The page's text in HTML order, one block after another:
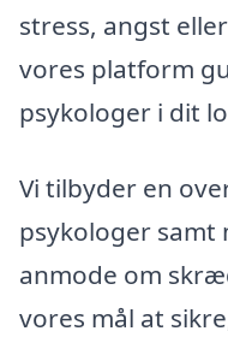
stress, angst
vores platform
psykologer i dit
Vi tilbyder en
psykologer samt
anmode om
vores mål at